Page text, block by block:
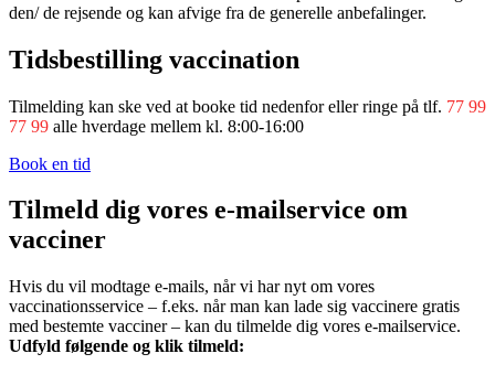
den/ de rejsende og kan afvige fra de generelle anbefalinger.
Tidsbestilling vaccination
Tilmelding kan ske ved at booke tid nedenfor eller ringe på tlf. 77 99
77 99 alle hverdage mellem kl. 8:00-16:00
Book en tid
Tilmeld dig vores e-mailservice om
vacciner
Hvis du vil modtage e-mails, når vi har nyt om vores
vaccinationsservice – f.eks. når man kan lade sig vaccinere gratis
med bestemte vacciner – kan du tilmelde dig vores e-mailservice.
Udfyld følgende og klik tilmeld: